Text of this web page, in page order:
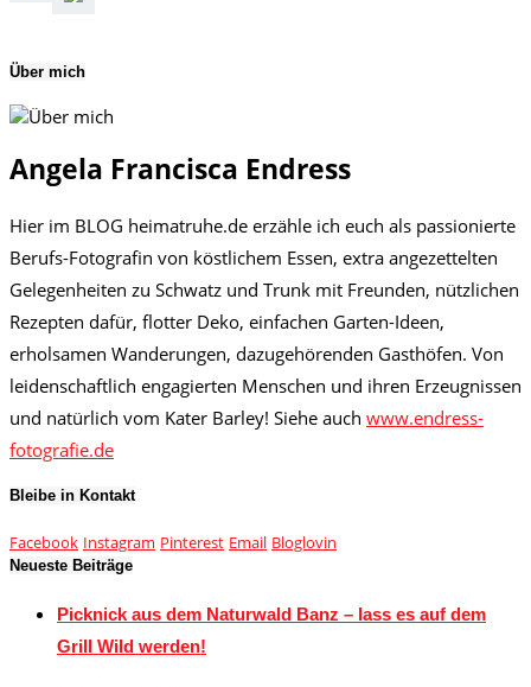
Über mich
Angela Francisca Endress
Hier im BLOG heimatruhe.de erzähle ich euch als passionierte
Berufs-Fotografin von köstlichem Essen, extra angezettelten
Gelegenheiten zu Schwatz und Trunk mit Freunden, nützlichen
Rezepten dafür, flotter Deko, einfachen Garten-Ideen,
erholsamen Wanderungen, dazugehörenden Gasthöfen. Von
leidenschaftlich engagierten Menschen und ihren Erzeugnissen
und natürlich vom Kater Barley! Siehe auch www.endress-
fotografie.de
Bleibe in Kontakt
Facebook Instagram Pinterest Email Bloglovin
Neueste Beiträge
Picknick aus dem Naturwald Banz – lass es auf dem
Grill Wild werden!